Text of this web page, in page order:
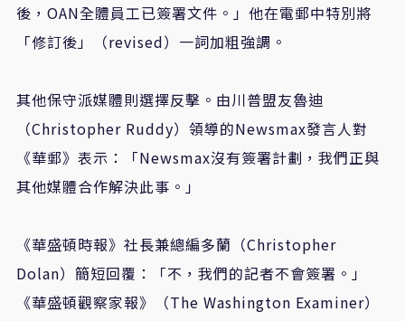
後， OAN全體員工已簽署文件。」他在電郵中特別將
「修訂後」（revised）一詞加粗強調。
其他保守派媒體則選擇反擊。由川普盟友魯迪
（Christopher Ruddy）領導的Newsmax發言人對
《華郵》表示：「Newsmax沒有簽署計劃，我們正與
其他媒體合作解決此事。」
《華盛頓時報》社長兼總編多蘭（Christopher
Dolan）簡短回覆：「不，我們的記者不會簽署。」
《華盛頓觀察家報》（The Washington Examiner）